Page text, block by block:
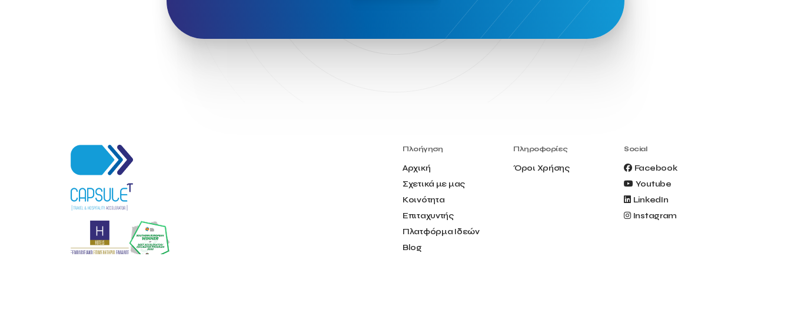
Borrn
Boutique Hotel
Cactus Royal Spa & Resort Hotel.
Campsaround
Canaves Oia Suites
Creta Maris
Creta Palm
Culture
Deliverback
Πλοήγηση
Αρχική
Σχετικά με μας
Κοινότητα
Επιταχυντής
Πλατφόρμα Ιδεών
Blog
Πληροφορίες
Όροι Χρήσης
Social
Facebook
Youtube
LinkedIn
Instagram